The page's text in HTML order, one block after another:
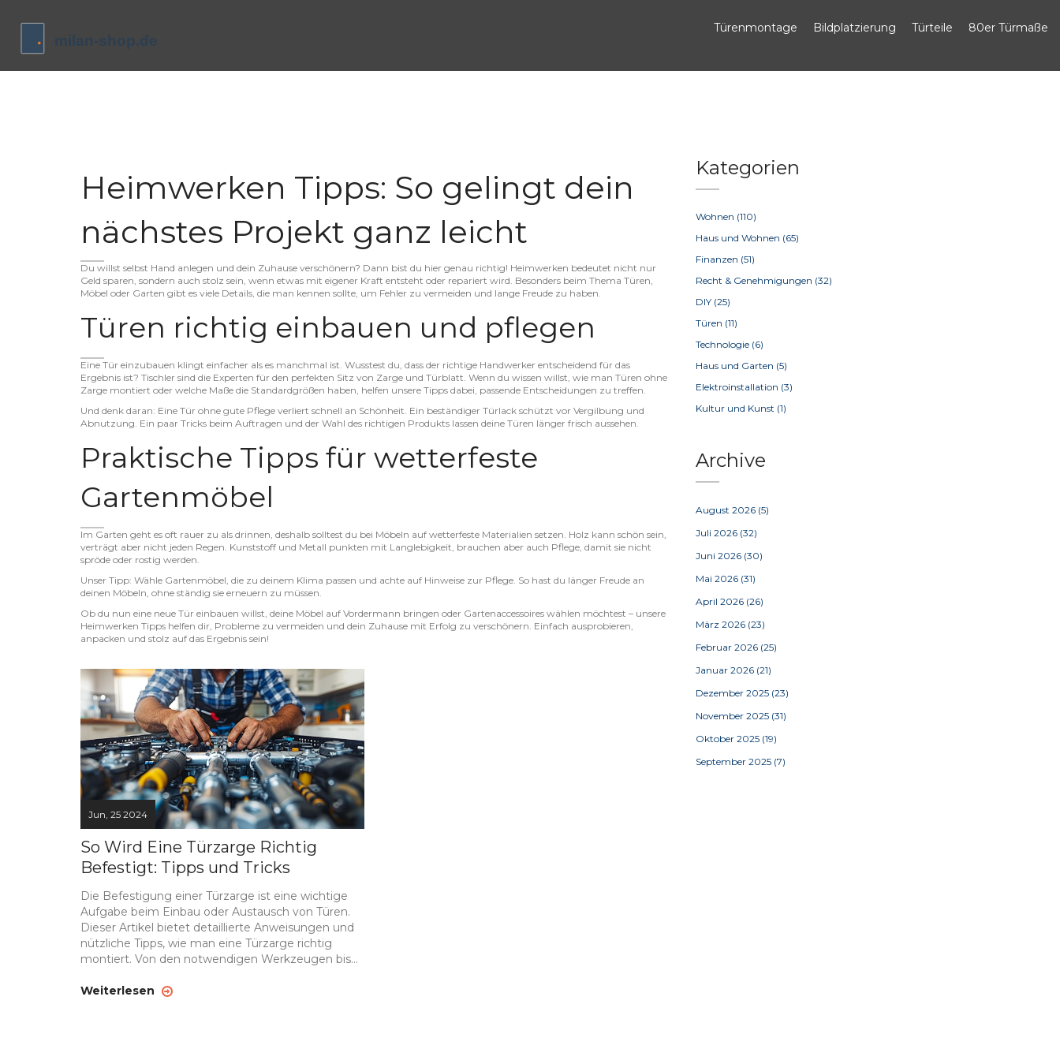
Türenmontage Bildplatzierung Türteile 80er Türmaße
Heimwerken Tipps: So gelingt dein
nächstes Projekt ganz leicht
Du willst selbst Hand anlegen und dein Zuhause verschönern? Dann bist du hier genau richtig! Heimwerken bedeutet nicht nur
Geld sparen, sondern auch stolz sein, wenn etwas mit eigener Kraft entsteht oder repariert wird. Besonders beim Thema Türen,
Möbel oder Garten gibt es viele Details, die man kennen sollte, um Fehler zu vermeiden und lange Freude zu haben.
Türen richtig einbauen und pflegen
Eine Tür einzubauen klingt einfacher als es manchmal ist. Wusstest du, dass der richtige Handwerker entscheidend für das
Ergebnis ist? Tischler sind die Experten für den perfekten Sitz von Zarge und Türblatt. Wenn du wissen willst, wie man Türen ohne
Zarge montiert oder welche Maße die Standardgrößen haben, helfen unsere Tipps dabei, passende Entscheidungen zu treffen.
Und denk daran: Eine Tür ohne gute Pflege verliert schnell an Schönheit. Ein beständiger Türlack schützt vor Vergilbung und
Abnutzung. Ein paar Tricks beim Auftragen und der Wahl des richtigen Produkts lassen deine Türen länger frisch aussehen.
Praktische Tipps für wetterfeste
Gartenmöbel
Im Garten geht es oft rauer zu als drinnen, deshalb solltest du bei Möbeln auf wetterfeste Materialien setzen. Holz kann schön sein,
verträgt aber nicht jeden Regen. Kunststoff und Metall punkten mit Langlebigkeit, brauchen aber auch Pflege, damit sie nicht
spröde oder rostig werden.
Unser Tipp: Wähle Gartenmöbel, die zu deinem Klima passen und achte auf Hinweise zur Pflege. So hast du länger Freude an
deinen Möbeln, ohne ständig sie erneuern zu müssen.
Ob du nun eine neue Tür einbauen willst, deine Möbel auf Vordermann bringen oder Gartenaccessoires wählen möchtest – unsere
Heimwerken Tipps helfen dir, Probleme zu vermeiden und dein Zuhause mit Erfolg zu verschönern. Einfach ausprobieren,
anpacken und stolz auf das Ergebnis sein!
Jun, 25 2024
So Wird Eine Türzarge Richtig
Befestigt: Tipps und Tricks
Die Befestigung einer Türzarge ist eine wichtige
Aufgabe beim Einbau oder Austausch von Türen.
Dieser Artikel bietet detaillierte Anweisungen und
nützliche Tipps, wie man eine Türzarge richtig
montiert. Von den notwendigen Werkzeugen bis
Schritte erläutert, um ein perfektes Ergebnis zu
Weiterlesen
Kategorien
Wohnen (110)
Haus und Wohnen (65)
Finanzen (51)
Recht & Genehmigungen (32)
DIY (25)
Türen (11)
Technologie (6)
Haus und Garten (5)
Elektroinstallation (3)
Kultur und Kunst (1)
Archive
August 2026 (5)
Juli 2026 (32)
Juni 2026 (30)
Mai 2026 (31)
April 2026 (26)
März 2026 (23)
Februar 2026 (25)
Januar 2026 (21)
Dezember 2025 (23)
November 2025 (31)
Oktober 2025 (19)
September 2025 (7)